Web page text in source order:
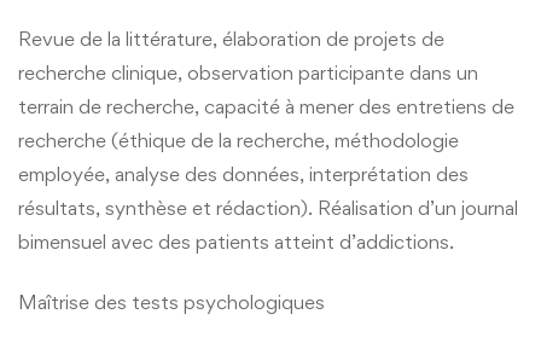
Revue de la littérature, élaboration de projets de
recherche clinique, observation participante dans un
terrain de recherche, capacité à mener des entretiens de
recherche (éthique de la recherche, méthodologie
employée, analyse des données, interprétation des
résultats, synthèse et rédaction). Réalisation d’un journal
bimensuel avec des patients atteint d’addictions.
Maîtrise des tests psychologiques